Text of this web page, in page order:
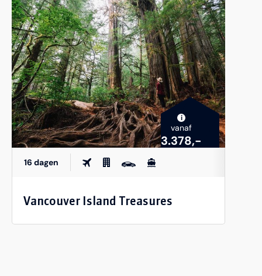
i
vanaf
3.378,-
16 dagen
Vancouver Island Treasures